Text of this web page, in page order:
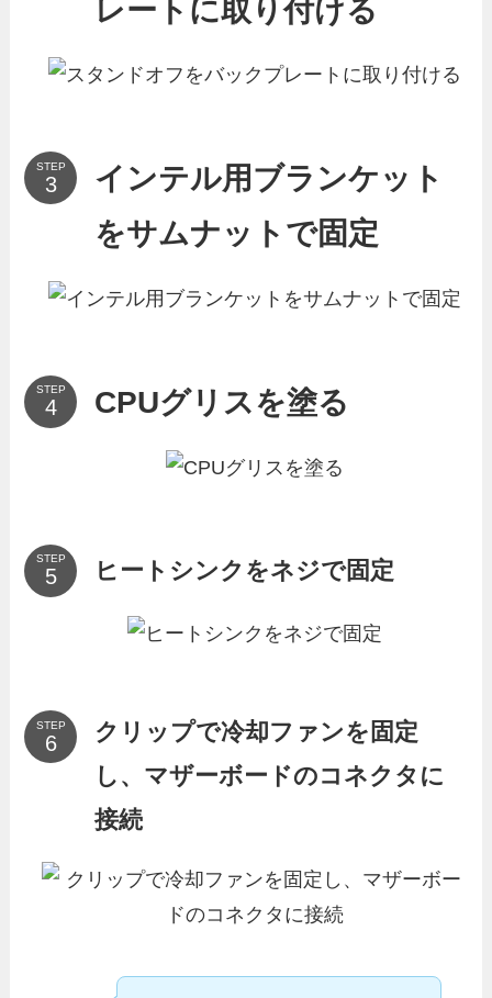
レートに取り付ける
STEP
インテル用ブランケット
をサムナットで固定
STEP CPUグリスを塗る
STEP ヒートシンクをネジで固定
STEP
クリップで冷却ファンを固定
し、マザーボードのコネクタに
接続